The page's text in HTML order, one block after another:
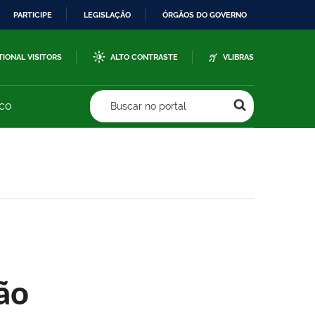
PARTICIPE LEGISLAÇÃO ÓRGÃOS DO GOVERNO
VISITORS ALTO CONTRASTE VLIBRAS
Buscar no portal